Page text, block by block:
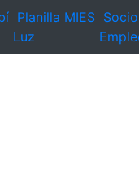
Planilla
Luz
MIES Socio